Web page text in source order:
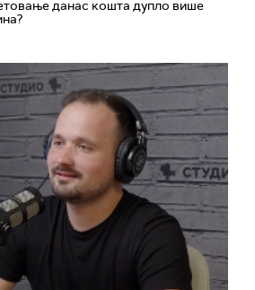
данас кошта дупло више